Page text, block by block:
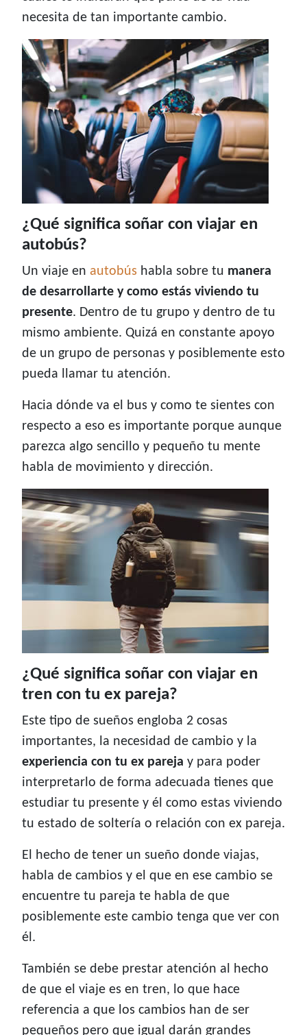
necesita de tan importante cambio.
¿Qué significa soñar con viajar en
autobús?
Un viaje en autobús habla sobre tu manera
de desarrollarte y como estás viviendo tu
presente. Dentro de tu grupo y dentro de tu
mismo ambiente. Quizá en constante apoyo
de un grupo de personas y posiblemente esto
pueda llamar tu atención.
Hacia dónde va el bus y como te sientes con
respecto a eso es importante porque aunque
parezca algo sencillo y pequeño tu mente
habla de movimiento y dirección.
¿Qué significa soñar con viajar en
tren con tu ex pareja?
Este tipo de sueños engloba 2 cosas
importantes, la necesidad de cambio y la
experiencia con tu ex pareja y para poder
interpretarlo de forma adecuada tienes que
estudiar tu presente y él como estas viviendo
tu estado de soltería o relación con ex pareja.
El hecho de tener un sueño donde viajas,
habla de cambios y el que en ese cambio se
encuentre tu pareja te habla de que
posiblemente este cambio tenga que ver con
él.
También se debe prestar atención al hecho
de que el viaje es en tren, lo que hace
referencia a que los cambios han de ser
pequeños pero que igual darán grandes